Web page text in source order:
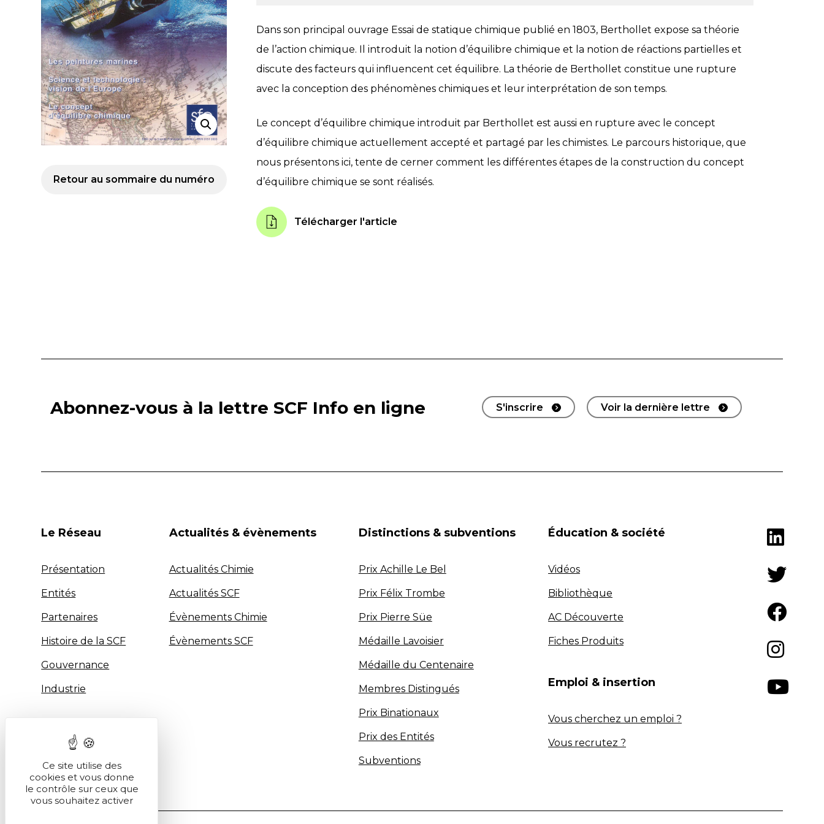
Retour au sommaire du numéro
Dans son principal ouvrage Essai de statique chimique publié en 1803, Berthollet expose sa théorie
de l’action chimique. Il introduit la notion d’équilibre chimique et la notion de réactions partielles et
discute des facteurs qui influencent cet équilibre. La théorie de Berthollet constitue une rupture
avec la conception des phénomènes chimiques et leur interprétation de son temps.
Le concept d’équilibre chimique introduit par Berthollet est aussi en rupture avec le concept
d’équilibre chimique actuellement accepté et partagé par les chimistes. Le parcours historique, que
nous présentons ici, tente de cerner comment les différentes étapes de la construction du concept
d’équilibre chimique se sont réalisés.
Télécharger l'article
Abonnez-vous à la lettre SCF Info en ligne S'inscrire Voir la dernière lettre
Le Réseau
Présentation
Entités
Partenaires
Histoire de la SCF
Gouvernance
Industrie
Actualités & évènements
Actualités Chimie
Actualités SCF
Évènements Chimie
Évènements SCF
Distinctions & subventions
Prix Achille Le Bel
Prix Félix Trombe
Prix Pierre Süe
Médaille Lavoisier
Médaille du Centenaire
Membres Distingués
Prix Binationaux
Prix des Entités
Subventions
Éducation & société
Vidéos
Bibliothèque
AC Découverte
Fiches Produits
Emploi & insertion
Vous cherchez un emploi ?
Vous recrutez ?
Ce site utilise des
cookies et vous donne
le contrôle sur ceux que
vous souhaitez activer